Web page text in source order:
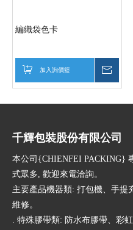
編織袋色卡
加入詢價籃
千輝包裝股份有限公司
本公司{CHIENFEI PACKING}
式眾多, 歡迎來電洽詢。
主要產品機器類: 打包機、手提
維修。
. 特殊膠帶類: 防水布膠帶、彩